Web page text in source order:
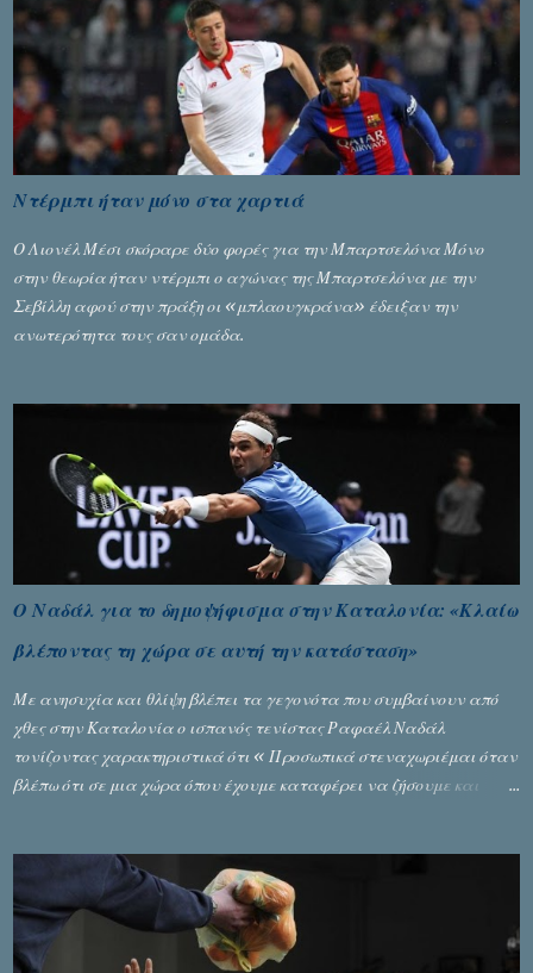
Ντέρμπι ήταν μόνο στα χαρτιά
Ο Λιονέλ Μέσι σκόραρε δύο φορές για την Μπαρτσελόνα Μόνο
στην θεωρία ήταν ντέρμπι ο αγώνας της Μπαρτσελόνα με την
Σεβίλλη αφού στην πράξη οι «μπλαουγκράνα» έδειξαν την
ανωτερότητα τους σαν ομάδα.
Ο Ναδάλ για το δημοψήφισμα στην Καταλονία: «Κλαίω
βλέποντας τη χώρα σε αυτή την κατάσταση»
Με ανησυχία και θλίψη βλέπει τα γεγονότα που συμβαίνουν από
χθες στην Καταλονία ο ισπανός τενίστας Ραφαέλ Ναδάλ
τονίζοντας χαρακτηριστικά ότι « Προσωπικά στεναχωριέμαι όταν
βλέπω ότι σε μια χώρα όπου έχουμε καταφέρει να ζήσουμε και
μεταδώσει είναι αρνητική ». Ο τενίστας Νο 1 στο παγκόσμιο τένις,
που βρίσκεται στο Πεκίνο για να αγωνιστεί στο Open ανέφερε: «
Παρακολούθησα τα γεγονότα με βαριά καρδιά. Με κάνει να
κλαίω, βλέποντας τη χώρα να έρχεται σε αυτή την κατάσταση. Η